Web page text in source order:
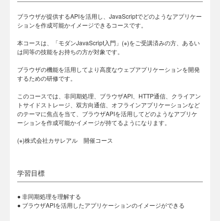
ブラウザが提供するAPIを活用し、JavaScriptでどのようなアプリケー
ションを作成可能かイメージできるコースです。
本コースは、「モダンJavaScript入門」(※)をご受講済みの方、あるい
は同等の技能をお持ちの方が対象です。
ブラウザの機能を活用してより高度なウェブアプリケーションを開発
するための研修です。
このコースでは、非同期処理、ブラウザAPI、HTTP通信、クライアン
トサイドストレージ、双方向通信、オフラインアプリケーションなど
のテーマに焦点を当て、ブラウザAPIを活用してどのようなアプリケ
ーションを作成可能かイメージが持てるようになります。
(※)株式会社カサレアル 開催コース
学習目標
● 非同期処理を理解する
● ブラウザAPIを活用したアプリケーションのイメージができる